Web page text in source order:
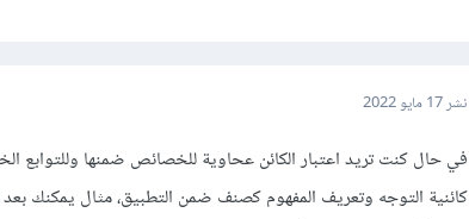
نشر17 مايو 2022
في حال كنت تريد اعتبار الكائن عحاوية للخصائص ضمنها وللتوابع
كائنية التوجه وتعريف المفهوم كصنف ضمن التطبيق، مثال يمكنك بعد